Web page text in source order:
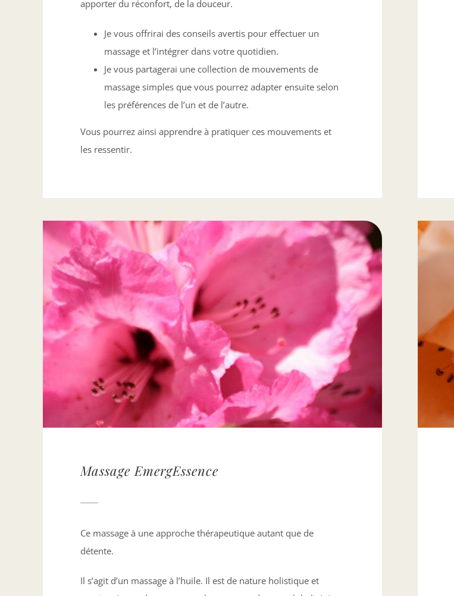
apporter du réconfort, de la douceur.
Je vous offrirai des conseils avertis pour effectuer un
massage et l’intégrer dans votre quotidien.
Je vous partagerai une collection de mouvements de
massage simples que vous pourrez adapter ensuite selon
les préférences de l’un et de l’autre.
Vous pourrez ainsi apprendre à pratiquer ces mouvements et
les ressentir.
Massage EmergEssence
Ce massage à une approche thérapeutique autant que de
détente.
Il s’agit d’un massage à l’huile. Il est de nature holistique et